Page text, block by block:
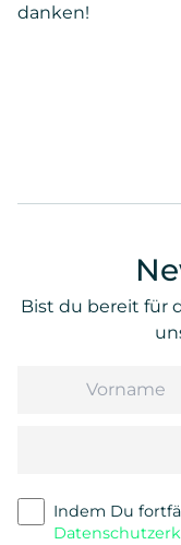
danken!
Bist du bereit für
Indem Du